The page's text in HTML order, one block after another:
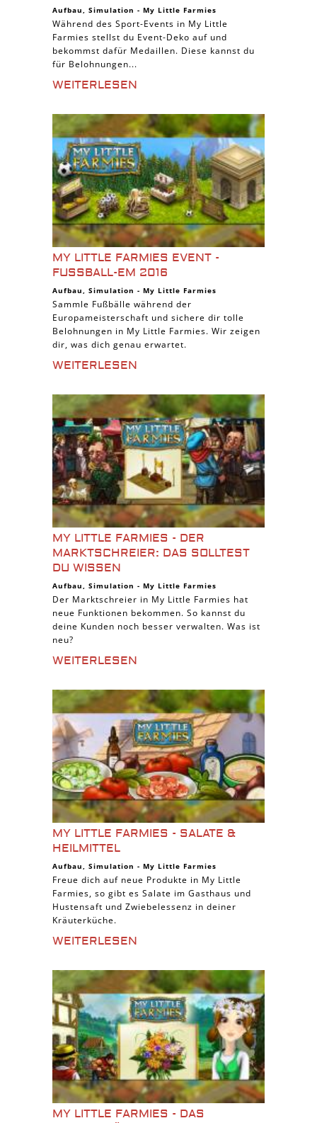
Aufbau, Simulation - My Little Farmies
Während des Sport-Events in My Little
Farmies stellst du Event-Deko auf und
bekommst dafür Medaillen. Diese kannst du
für Belohnungen...
WEITERLESEN
MY LITTLE FARMIES EVENT -
FUSSBALL-EM 2016
Aufbau, Simulation - My Little Farmies
Sammle Fußbälle während der
Europameisterschaft und sichere dir tolle
Belohnungen in My Little Farmies. Wir zeigen
dir, was dich genau erwartet.
WEITERLESEN
MY LITTLE FARMIES - DER
MARKTSCHREIER: DAS SOLLTEST
DU WISSEN
Aufbau, Simulation - My Little Farmies
Der Marktschreier in My Little Farmies hat
neue Funktionen bekommen. So kannst du
deine Kunden noch besser verwalten. Was ist
neu?
WEITERLESEN
MY LITTLE FARMIES - SALATE &
HEILMITTEL
Aufbau, Simulation - My Little Farmies
Freue dich auf neue Produkte in My Little
Farmies, so gibt es Salate im Gasthaus und
Hustensaft und Zwiebelessenz in deiner
Kräuterküche.
WEITERLESEN
MY LITTLE FARMIES - DAS